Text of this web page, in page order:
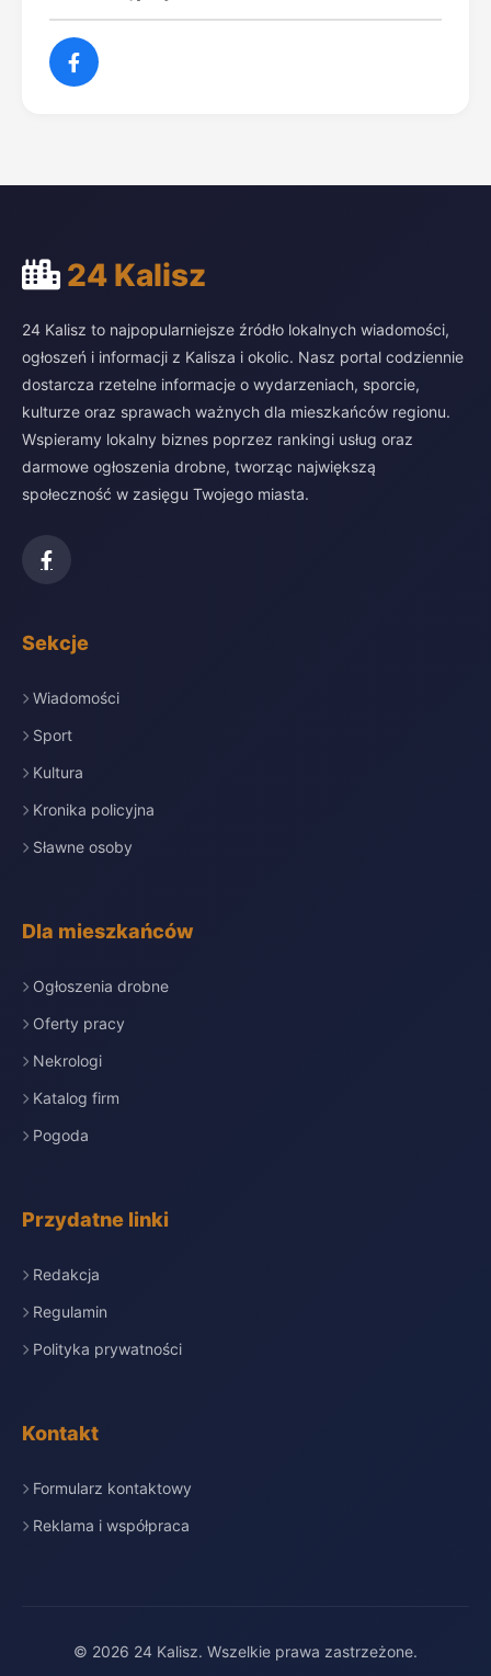
24 Kalisz
24 Kalisz to najpopularniejsze źródło lokalnych wiadomości,
ogłoszeń i informacji z Kalisza i okolic. Nasz portal codziennie
dostarcza rzetelne informacje o wydarzeniach, sporcie,
kulturze oraz sprawach ważnych dla mieszkańców regionu.
Wspieramy lokalny biznes poprzez rankingi usług oraz
darmowe ogłoszenia drobne, tworząc największą
społeczność w zasięgu Twojego miasta.
Sekcje
Wiadomości
Sport
Kultura
Kronika policyjna
Sławne osoby
Dla mieszkańców
Ogłoszenia drobne
Oferty pracy
Nekrologi
Katalog firm
Pogoda
Przydatne linki
Redakcja
Regulamin
Polityka prywatności
Kontakt
Formularz kontaktowy
Reklama i współpraca
© 2026 24 Kalisz. Wszelkie prawa zastrzeżone.